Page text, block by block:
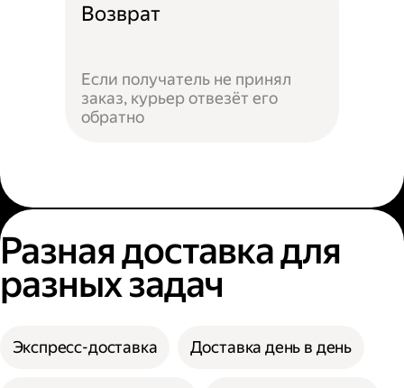
Возврат
Если получатель не принял
заказ, курьер отвезёт его
обратно
Разная доставка для
разных задач
Экспресс-доставка Доставка день в день